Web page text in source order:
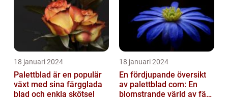
18 januari 2024
Palettblad är en populär
växt med sina färgglada
blad och enkla skötsel
18 januari 2024
En fördjupande översikt
av palettblad com: En
blomstrande värld av färg